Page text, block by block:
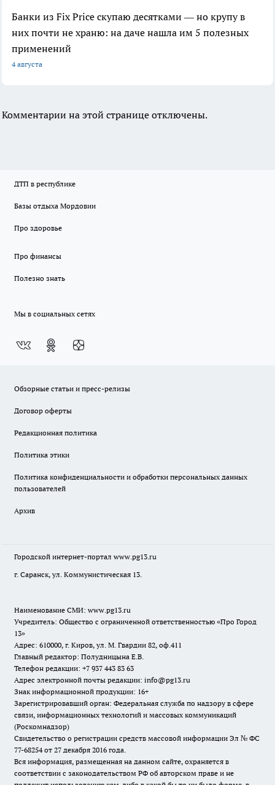
Банки из Fix Price скупаю десятками — но крупу в
них почти не храню: на даче нашла им 5 полезных
применений
4 августа
Комментарии на этой странице отключены.
ДТП в республике
Базы отдыха Мордовии
Про здоровье
Про финансы
Полезно знать
Мы в социальных сетях
Обзорные статьи и пресс-релизы
Договор оферты
Редакционная политика
Политика этики
Политика конфиденциальности и обработки персональных данных
пользователей
Архив
Городской интернет-портал www.pg13.ru
г. Саранск, ул. Коммунистическая 13.
Наименование СМИ: www.pg13.ru
Учредитель: Общество с ограниченной ответственностью «Про Город
13»
Адрес: 610000, г. Киров, ул. М. Гвардии 82, оф.411
Главный редактор: Полудницына Е.В.
Телефон редакции: +7 937 443 83 63
Адрес электронной почты редакции: info@pg13.ru
Знак информационной продукции: 16+
Зарегистрировавший орган: Федеральная служба по надзору в сфере
связи, информационных технологий и массовых коммуникаций
(Роскомнадзор)
Свидетельство о регистрации средств массовой информации Эл № ФС
77-68254 от 27 декабря 2016 года.
Вся информация, размещенная на данном сайте, охраняется в
соответствии с законодательством РФ об авторском праве и не